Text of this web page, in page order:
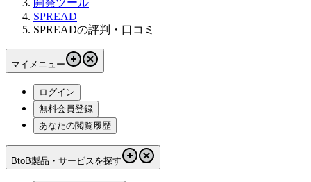
SPREAD
SPREADの評判・口コミ
マイメニュー
ログイン
無料会員登録
あなたの閲覧履歴
BtoB製品・サービスを探す